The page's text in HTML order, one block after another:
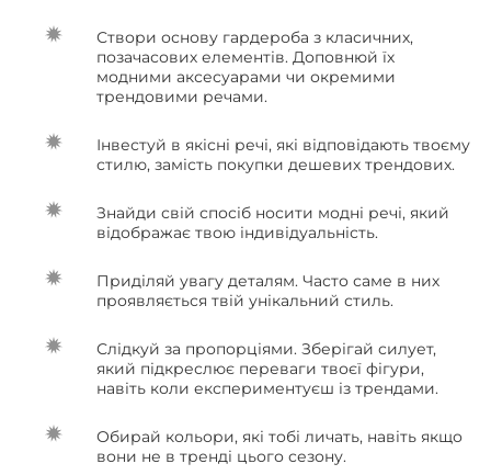
Створи основу гардероба з класичних,
позачасових елементів. Доповнюй їх
модними аксесуарами чи окремими
трендовими речами.
Інвестуй в якісні речі, які відповідають твоєму
стилю, замість покупки дешевих трендових.
Знайди свій спосіб носити модні речі, який
відображає твою індивідуальність.
Приділяй увагу деталям. Часто саме в них
проявляється твій унікальний стиль.
Слідкуй за пропорціями. Зберігай силует,
який підкреслює переваги твоєї фігури,
навіть коли експериментуєш із трендами.
Обирай кольори, які тобі личать, навіть якщо
вони не в тренді цього сезону.